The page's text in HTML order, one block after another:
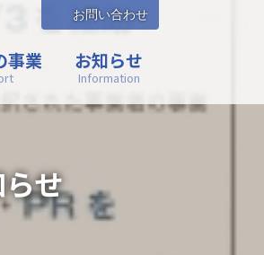
お問い合わせ
事業 お知らせ
Information
せ